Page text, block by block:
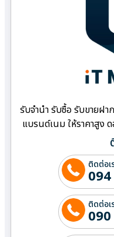
รับจำนำ รับซื้อ รับขายฝ
แบรนด์เนม ให้ราคาสูง
ติดต่อเ
ติดต่อเ